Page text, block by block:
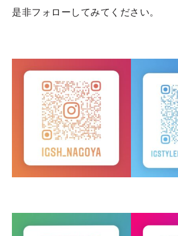
是非フォローしてみてください。